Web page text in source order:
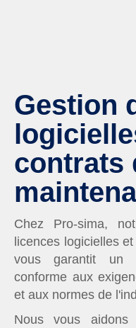
Gestion
contrats
Chez Pro-sima,
licences logicielles
vous garantit un
conforme aux
et aux normes de
Nous vous